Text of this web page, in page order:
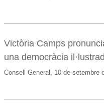
Victòria Camps
una democràcia
Consell General, 10 de setembre